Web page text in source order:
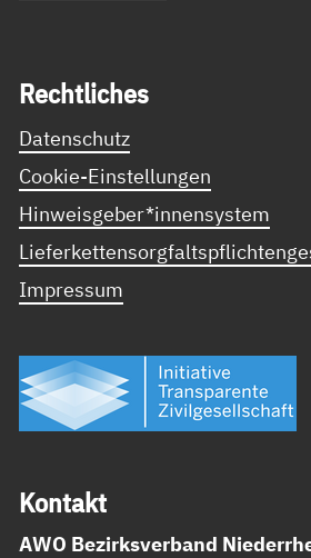
Recht­li­ches
Datenschutz
Cookie-Einstellungen
Hinweisgeber*innensystem
Impressum
Kon­takt
AWO Bezirksverband